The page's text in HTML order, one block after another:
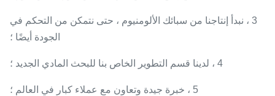
3 ، نبدأ إنتاجنا من سبائك الألومنيوم ، حتى نتمكن من التحكم في
الجودة أيضًا ؛
4 ، لدينا قسم التطوير الخاص بنا للبحث المادي الجديد ؛
5 ، خبرة جيدة وتعاون مع عملاء كبار في العالم ؛